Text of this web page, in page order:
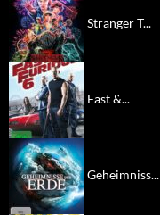
Stranger T...
Fast &...
Geheimniss...